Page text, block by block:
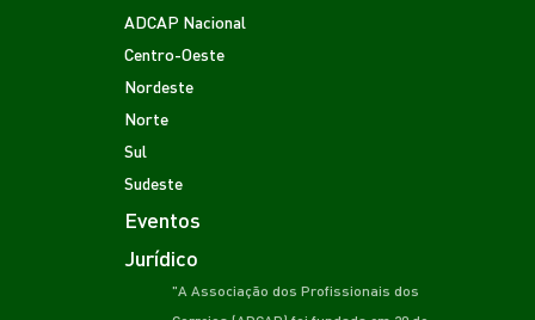
ADCAP Nacional
Centro-Oeste
Nordeste
Norte
Sul
Sudeste
Eventos
Jurídico
"A Associação dos Profissionais dos